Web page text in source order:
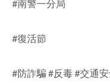
#南警一分局
#復活節
#防詐騙 #反毒 #交通